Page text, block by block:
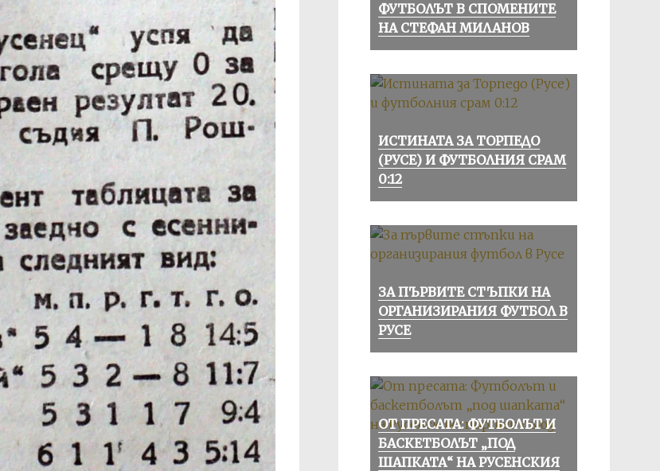
ФУТБОЛЪТ В СПОМЕНИТЕ
НА СТЕФАН МИЛАНОВ
ИСТИНАТА ЗА ТОРПЕДО
(РУСЕ) И ФУТБОЛНИЯ СРАМ
0:12
ЗА ПЪРВИТЕ СТЪПКИ НА
ОРГАНИЗИРАНИЯ ФУТБОЛ В
РУСЕ
ОТ ПРЕСАТА: ФУТБОЛЪТ И
БАСКЕТБОЛЪТ „ПОД
ШАПКАТА“ НА РУСЕНСКИЯ